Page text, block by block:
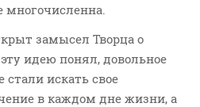
многочисленна.
замысел Творца о
идею понял, довольное
искать свое
в каждом дне жизни, а